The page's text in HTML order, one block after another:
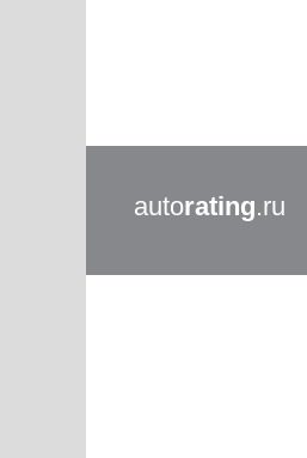
autorating.ru